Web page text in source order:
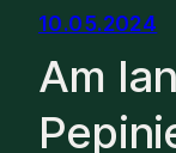
10.05.2024
Am